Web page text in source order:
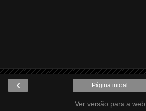
‹ Página inicial
Ver versão para a web